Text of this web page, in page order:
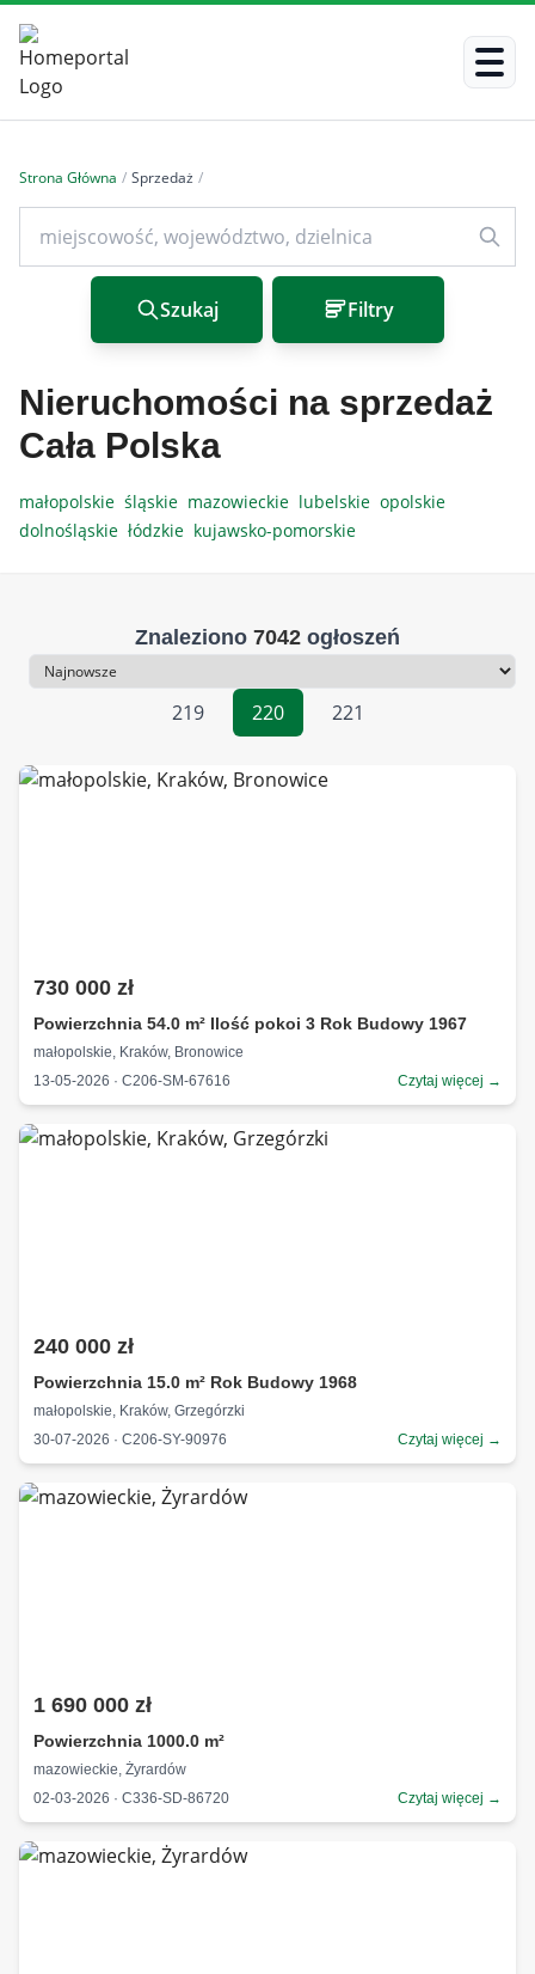
Strona Główna / Sprzedaż /
Szukaj Filtry
Nieruchomości na sprzedaż
Cała Polska
małopolskie śląskie mazowieckie lubelskie opolskie
dolnośląskie łódzkie kujawsko-pomorskie
Znaleziono 7042 ogłoszeń
Sortowanie
219
220 221
730 000 zł
Powierzchnia 54.0 m² Ilość pokoi 3 Rok Budowy 1967
małopolskie, Kraków, Bronowice
13-05-2026 · C206-SM-67616
Czytaj więcej →
240 000 zł
Powierzchnia 15.0 m² Rok Budowy 1968
małopolskie, Kraków, Grzegórzki
30-07-2026 · C206-SY-90976
Czytaj więcej →
1 690 000 zł
Powierzchnia 1000.0 m²
mazowieckie, Żyrardów
02-03-2026 · C336-SD-86720
Czytaj więcej →